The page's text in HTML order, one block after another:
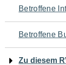
den
Betroffene
Betroffene
Zu diesem